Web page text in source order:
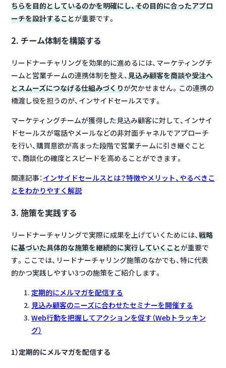
ちらを目的としているのかを明確にし、その目的に合ったアプロ
ーチを設計することが重要です。
2. チーム体制を構築する
リードナーチャリングを効果的に進めるには、マーケティングチ
ームと営業チームの連携体制を整え、 見込み顧客を商談や受注へ
とスムーズにつなげる仕組みづくりが欠かせません。この連携の
橋渡し役を担うのが、インサイドセールスです。
マーケティングチームが獲得した見込み顧客に対して、インサイ
ドセールスが電話やメールなどの非対面チャネルでアプローチ
を行い、購買意欲が高まった段階で営業チームに引き継ぐこと
で、商談化の確度とスピードを高めることができます。
関連記事：インサイドセールスとは？特徴やメリット、やるべきこ
とをわかりやすく解説
3. 施策を実践する
リードナーチャリングで実際に成果を上げていくためには、 戦略
に基づいた具体的な施策を継続的に実行していくことが重要で
す。ここでは、リードナーチャリング施策のなかでも、特に代表
的かつ実践しやすい3つの施策をご紹介します。
定期的にメルマガを配信する
見込み顧客のニーズに合わせたセミナーを開催する
Web行動を把握してアクションを促す（Webトラッキン
グ）
1）定期的にメルマガを配信する